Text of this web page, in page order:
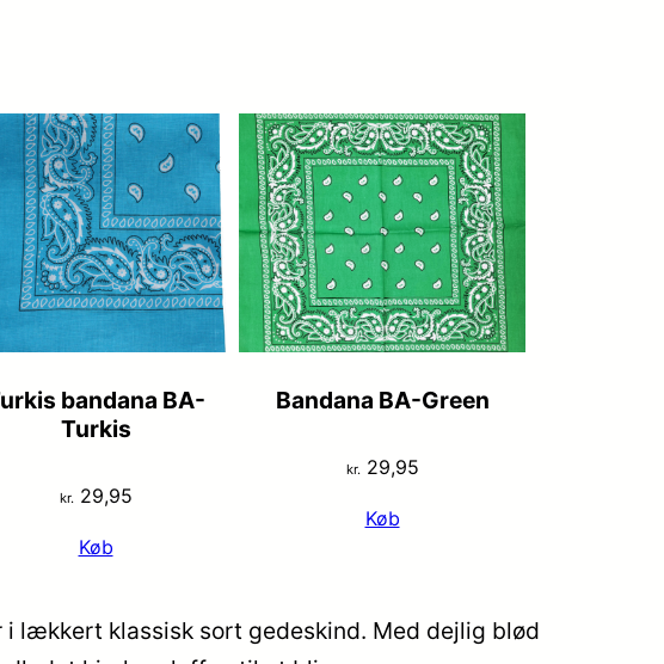
bandana BA-
Turkis
kr.29,95
Køb
Bandana BA-Green
kr.29,95
Køb
i lækkert klassisk sort gedeskind. Med dejlig blød